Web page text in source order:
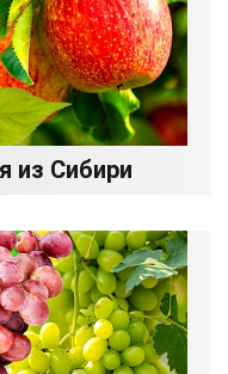
из Сибири